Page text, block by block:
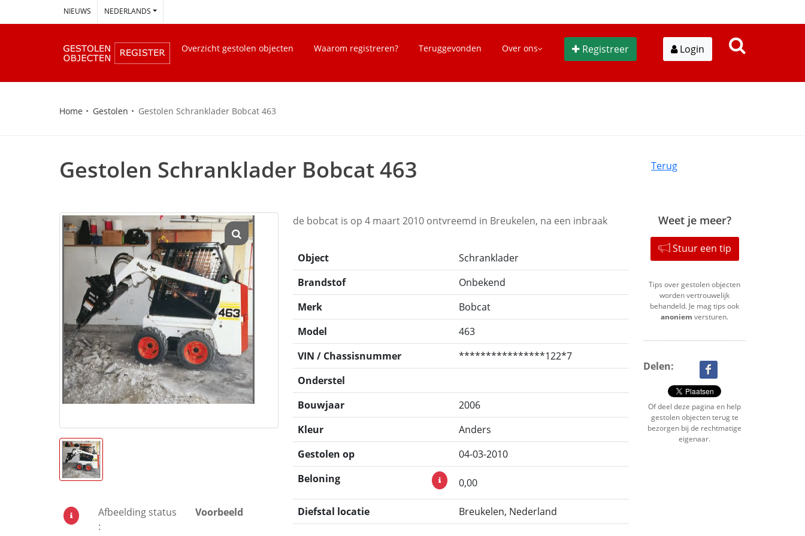
NIEUWS NEDERLANDS
Overzicht gestolen objecten Waarom registreren? Teruggevonden Over ons Registreer Login
Home Gestolen Gestolen Schranklader Bobcat 463
Gestolen Schranklader Bobcat 463 Terug
Afbeelding status
:
Voorbeeld
de bobcat is op 4 maart 2010 ontvreemd in Breukelen, na een inbraak
Object
Schranklader
Brandstof
Onbekend
Merk
Bobcat
Model
463
VIN / Chassisnummer
****************122*7
Onderstel
Bouwjaar
2006
Kleur
Anders
Gestolen op
04-03-2010
Beloning
0,00
Diefstal locatie Breukelen, Nederland
Weet je meer?
Stuur een tip
Tips over gestolen objecten
worden vertrouwelijk
behandeld. Je mag tips ook
anoniem versturen.
Delen:
Of deel deze pagina en help
gestolen objecten terug te
bezorgen bij de rechtmatige
eigenaar.